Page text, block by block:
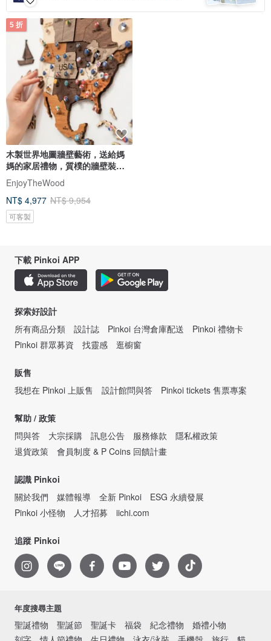
5 折
木製世界地圖牆壁藝術，送給媽
媽的家居禮物，質樸的牆壁裝
飾，3D 世界地圖
EnjoyTheWood
NT$ 4,977 NT$ 9,954
可客製
下載 Pinkoi APP
探索好設計
所有商品分類
設計誌 Pinkoi 台灣倉庫配送
Pinkoi 禮物卡
Pinkoi 群眾募資
找靈感 逛櫥窗
販售
我想在 Pinkoi 上販售
設計館問與答 Pinkoi tickets 售票專案
幫助 / 政策
問與答
大宗採購 訊息公告 服務條款
隱私權政策
退貨政策
會員制度 & P Coins 回饋計畫
認識 Pinkoi
關於我們
媒體報導 全新 Pinkoi
ESG 永續發展
Pinkoi 小怪物
人才招募 iichi.com
追蹤 Pinkoi
年度搜尋主題
聖誕禮物 聖誕節 聖誕卡 福袋 紀念禮物
婚禮小物